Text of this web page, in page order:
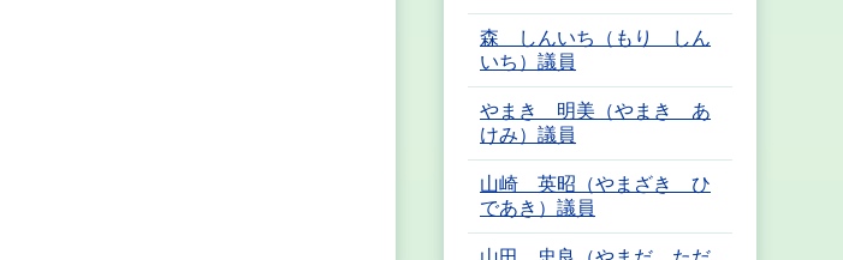
森 しんいち（もり しん
いち）議員
やまき 明美（やまき あ
けみ）議員
山崎 英昭（やまざき ひ
であき）議員